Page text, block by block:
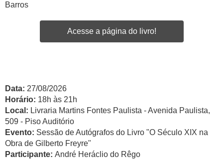
Barros
Acesse a página do livro!
Data: 27/08/2026
Horário: 18h às 21h
Local: Livraria Martins Fontes Paulista - Avenida Paulista,
509 - Piso Auditório
Evento: Sessão de Autógrafos do Livro "O Século XIX na
Obra de Gilberto Freyre"
Participante: André Heráclio do Rêgo